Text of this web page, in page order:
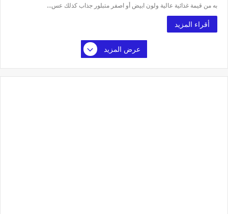
به من قيمة غذائية عالية ولون ابيض أو اصفر متبلور جذاب كذلك عس...
أقراء المزيد
عرض المزيد